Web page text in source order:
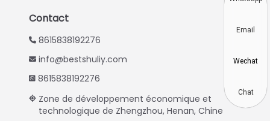
Contact
8615838192276
info@bestshuliy.com
8615838192276
Zone de développement économique et
technologique de Zhengzhou, Henan, Chine
Russian
Chinese
Japanese
Email
Wechat
Chat